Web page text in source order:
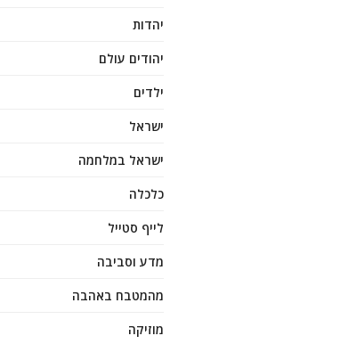
יהדות
יהודים עולם
ילדים
ישראל
ישראל במלחמה
כלכלה
לייף סטייל
מדע וסביבה
מהמטבח באהבה
מוזיקה